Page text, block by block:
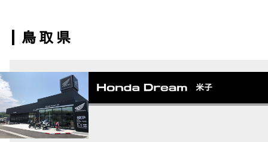
鳥取県
米子